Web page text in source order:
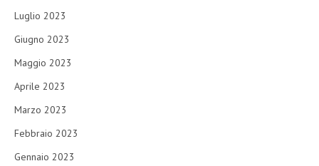
Luglio 2023
Giugno 2023
Maggio 2023
Aprile 2023
Marzo 2023
Febbraio 2023
Gennaio 2023